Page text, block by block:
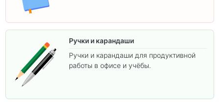
Ручки и карандаши
Ручки и карандаши для продуктивной
работы в офисе и учёбы.